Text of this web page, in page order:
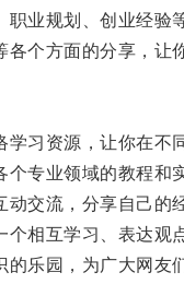
规划、创业经验
方面的分享，让
资源，让你在不
业领域的教程和
流，分享自己的
互学习、表达观
园，为广大网友